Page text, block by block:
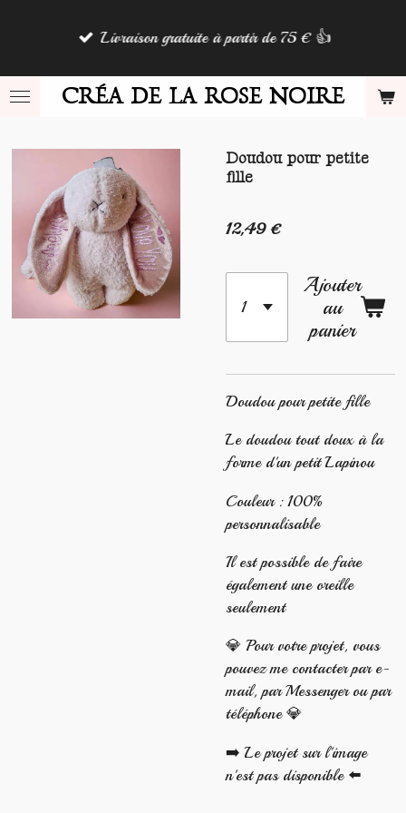
principalCRÉA DE LA ROSE NOIRE
Livraison gratuite à partir de 75 € 👍
Doudou pour petite
fille
12,49 €
Ajouter
au
panier
Doudou pour petite fille
Le doudou tout doux à la
forme d'un petit Lapinou
Couleur : 100%
personnalisable
Il est possible de faire
également une oreille
seulement
💎 Pour votre projet, vous
pouvez me contacter par e-
mail, par Messenger ou par
téléphone 💎
➡️ Le projet sur l'image
n'est pas disponible ⬅️